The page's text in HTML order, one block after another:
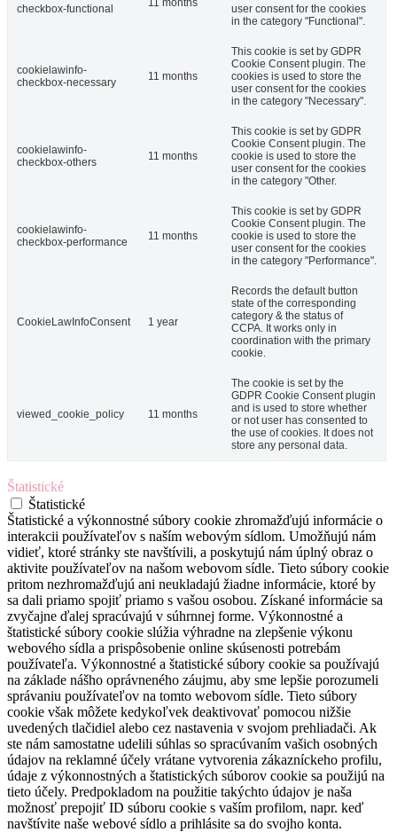
checkbox-functional
11 months
user consent for the cookies
in the category "Functional".
cookielawinfo-
checkbox-necessary
11 months
This cookie is set by GDPR
Cookie Consent plugin. The
cookies is used to store the
user consent for the cookies
in the category "Necessary".
cookielawinfo-
checkbox-others
11 months
This cookie is set by GDPR
Cookie Consent plugin. The
cookie is used to store the
user consent for the cookies
in the category "Other.
cookielawinfo-
checkbox-performance
11 months
This cookie is set by GDPR
Cookie Consent plugin. The
cookie is used to store the
user consent for the cookies
in the category "Performance".
CookieLawInfoConsent 1 year
Records the default button
state of the corresponding
category & the status of
CCPA. It works only in
coordination with the primary
cookie.
viewed_cookie_policy 11 months
The cookie is set by the
GDPR Cookie Consent plugin
and is used to store whether
or not user has consented to
the use of cookies. It does not
store any personal data.
Štatistické
Štatistické
Štatistické a výkonnostné súbory cookie zhromažďujú informácie o
interakcii používateľov s naším webovým sídlom. Umožňujú nám
vidieť, ktoré stránky ste navštívili, a poskytujú nám úplný obraz o
aktivite používateľov na našom webovom sídle. Tieto súbory cookie
pritom nezhromažďujú ani neukladajú žiadne informácie, ktoré by
sa dali priamo spojiť priamo s vašou osobou. Získané informácie sa
zvyčajne ďalej spracúvajú v súhrnnej forme. Výkonnostné a
štatistické súbory cookie slúžia výhradne na zlepšenie výkonu
webového sídla a prispôsobenie online skúsenosti potrebám
používateľa. Výkonnostné a štatistické súbory cookie sa používajú
na základe nášho oprávneného záujmu, aby sme lepšie porozumeli
správaniu používateľov na tomto webovom sídle. Tieto súbory
cookie však môžete kedykoľvek deaktivovať pomocou nižšie
uvedených tlačidiel alebo cez nastavenia v svojom prehliadači. Ak
ste nám samostatne udelili súhlas so spracúvaním vašich osobných
údajov na reklamné účely vrátane vytvorenia zákazníckeho profilu,
údaje z výkonnostných a štatistických súborov cookie sa použijú na
tieto účely. Predpokladom na použitie takýchto údajov je naša
možnosť prepojiť ID súboru cookie s vaším profilom, napr. keď
navštívite naše webové sídlo a prihlásite sa do svojho konta.